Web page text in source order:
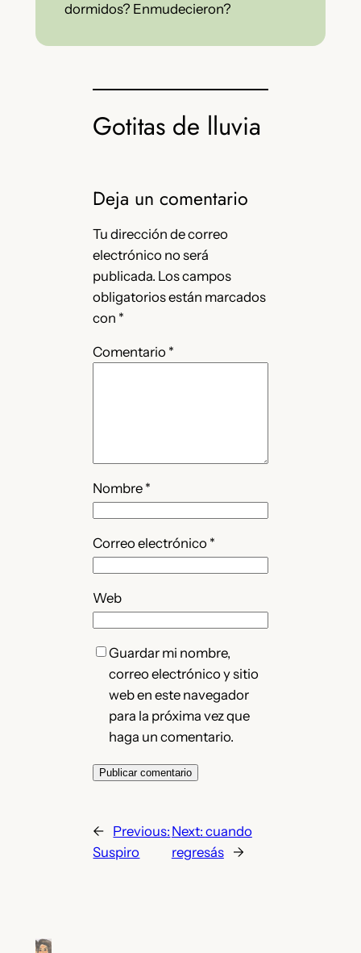
dormidos? Enmudecieron?
Gotitas de lluvia
Deja un comentario
Tu dirección de correo
electrónico no será
publicada. Los campos
obligatorios están marcados
con *
Comentario *
Nombre *
Correo electrónico *
Web
Guardar mi nombre,
correo electrónico y sitio
web en este navegador
para la próxima vez que
haga un comentario.
← Previous:
Suspiro
Next: cuando
regresás
→